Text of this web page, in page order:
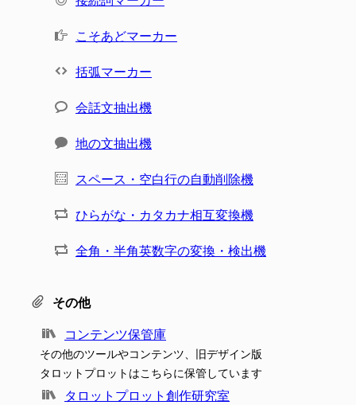
こそあどマーカー
括弧マーカー
会話文抽出機
地の文抽出機
スペース・空白行の自動削除機
ひらがな・カタカナ相互変換機
全角・半角英数字の変換・検出機
その他
コンテンツ保管庫
その他のツールやコンテンツ、旧デザイン版
タロットプロットはこちらに保管しています
タロットプロット創作研究室